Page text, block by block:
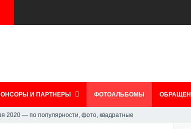
И ПАРТНЕРЫ ФОТОАЛЬБОМЫ
2020 — по популярности, фото, квадратные